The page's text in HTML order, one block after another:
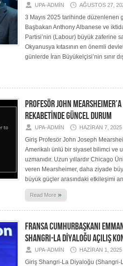
UPA-ADMIN AĞUSTOS 27,
3 Mayıs 2025 tarihinde düzenlenen
Başbakan Anthony Albanese ve
Partisi’nin (Labour) büyük zaferine
Okyanusya kıtasının en önemli
günlerde İran Büyükelçisi’nin sınır
PROFESÖR JOHN
REKABETİNDE GÜNCEL DURUM
UPA-ADMIN HAZIRAN 7, 2025
Giriş Profesör John Joseph
Amerikalı ünlü bir siyaset bilimci ve
uzmanıdır. Uzun yıllardır Chicago
veren Mearsheimer, daha ziyade
büyük güçler arasındaki etkileşimi
Read More »
FRANSA CUMHURBAŞKANI
SHANGRI-LA DİYALOĞU AÇILIŞ
UPA-ADMIN HAZIRAN 1, 2025
Giriş Shangri-La Diyaloğu (Shangri-